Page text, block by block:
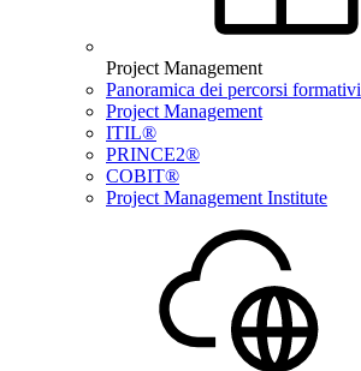
Project Management
Panoramica dei percorsi formativi
Project Management
ITIL®
PRINCE2®
COBIT®
Project Management Institute